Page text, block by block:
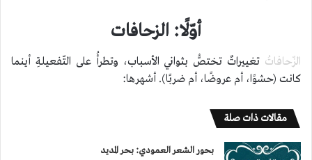
أوّلًا: الزحافات
الزّحافاتُ تغييراتٌ تختصُّ بثواني الأسباب، وتطرأُ على التّفعيلةِ أينما
كانت (حشوًا، أم عروضًا، أم ضربًا). أشهرها:
مقالات ذات صلة
بحور الشعر العمودي: بحر المديد